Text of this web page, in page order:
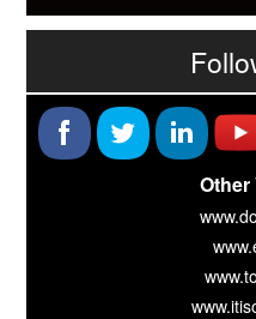
Other